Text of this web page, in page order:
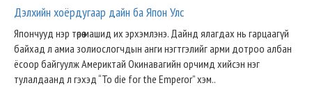
Дэлхийн хоёрдугаар дайн ба Япон Улс
Япончууд нэр төрөө машид их эрхэмлэнэ. Дайнд ялагдах нь гарцаагүй
байхад л амиа золиослогчдын анги нэгтгэлийг арми дотроо албан
ёсоор байгуулж Америктай Окинавагийн орчимд хийсэн нэг
тулалдаанд л гэхэд “To die for the Emperor” хэм..